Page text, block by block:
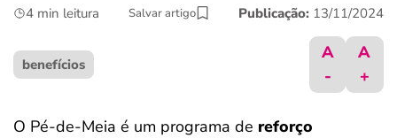
benefícios
crédito fácil
4 min leitura Salvar artigo Publicação: 13/11/2024
benefícios
A
-
A
+
O Pé-de-Meia é um programa de reforço